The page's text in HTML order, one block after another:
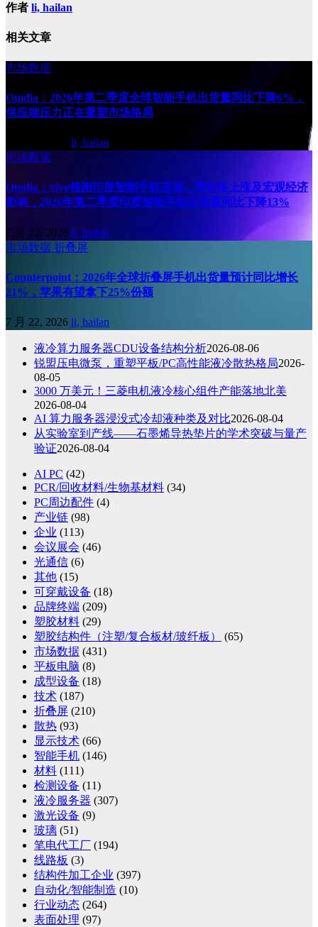
作者 li, hailan
相关文章
市场数据
Omdia：2026年第二季度全球智能手机出货量同比下降6%，
供应端压力正在重塑市场格局
li, hailan
市场数据
Omdia：vivo领跑印度智能手机市场，受价格上涨及宏观经济
影响，2026年第二季度印度智能手机出货量同比下降13%
7 月 22, 2026 li, hailan
市场数据 折叠屏
Counterpoint：2026年全球折叠屏手机出货量预计同比增长
21%，苹果有望拿下25%份额
7 月 22, 2026 li, hailan
液冷算力服务器CDU设备结构分析2026-08-06
锐盟压电微泵，重塑平板/PC高性能液冷散热格局2026-
08-05
3000 万美元！三菱电机液冷核心组件产能落地北美
2026-08-04
AI 算力服务器浸没式冷却液种类及对比2026-08-04
从实验室到产线——石墨烯导热垫片的学术突破与量产
验证2026-08-04
AI PC (42)
PCR/回收材料/生物基材料 (34)
PC周边配件 (4)
产业链 (98)
企业 (113)
会议展会 (46)
光通信 (6)
其他 (15)
可穿戴设备 (18)
品牌终端 (209)
塑胶材料 (29)
塑胶结构件（注塑/复合板材/玻纤板）
(65)
市场数据 (431)
平板电脑 (8)
成型设备 (18)
技术 (187)
折叠屏 (210)
散热 (93)
显示技术 (66)
智能手机 (146)
材料 (111)
检测设备 (11)
液冷服务器 (307)
激光设备 (9)
玻璃 (51)
笔电代工厂 (194)
线路板 (3)
结构件加工企业 (397)
自动化/智能制造 (10)
行业动态 (264)
表面处理 (97)